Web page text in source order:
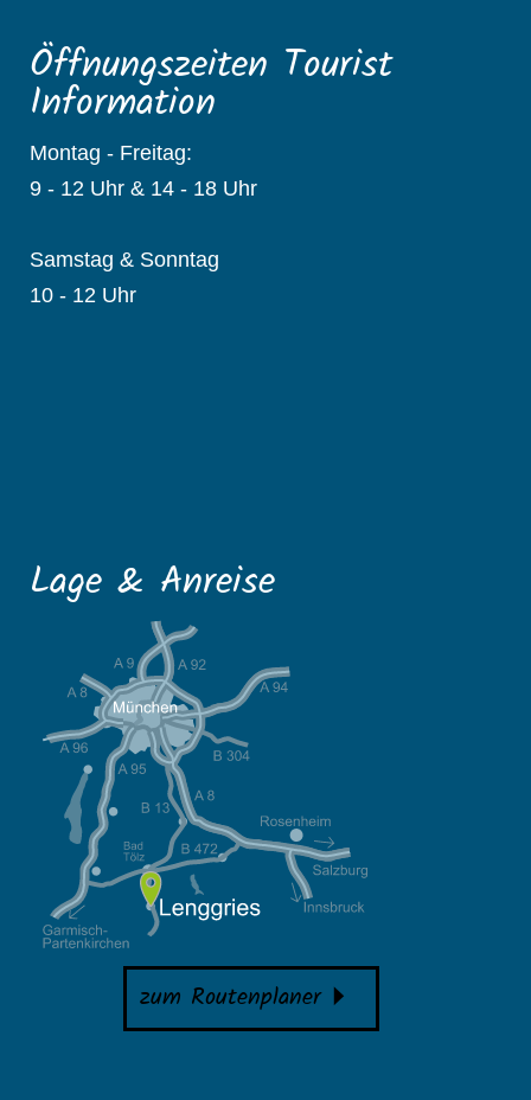
Öffnungszeiten Tourist
Information
Montag - Freitag:
9 - 12 Uhr & 14 - 18 Uhr
Samstag & Sonntag
10 - 12 Uhr
Lage & Anreise
zum Routenplaner